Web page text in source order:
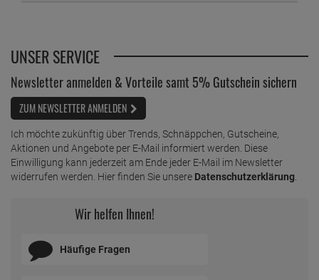
UNSER SERVICE
Newsletter anmelden & Vorteile samt 5% Gutschein sichern
ZUM NEWSLETTER ANMELDEN
Ich möchte zukünftig über Trends, Schnäppchen, Gutscheine,
Aktionen und Angebote per E-Mail informiert werden. Diese
Einwilligung kann jederzeit am Ende jeder E-Mail im Newsletter
widerrufen werden. Hier finden Sie unsere Datenschutzerklärung
Wir helfen Ihnen!
Häufige Fragen